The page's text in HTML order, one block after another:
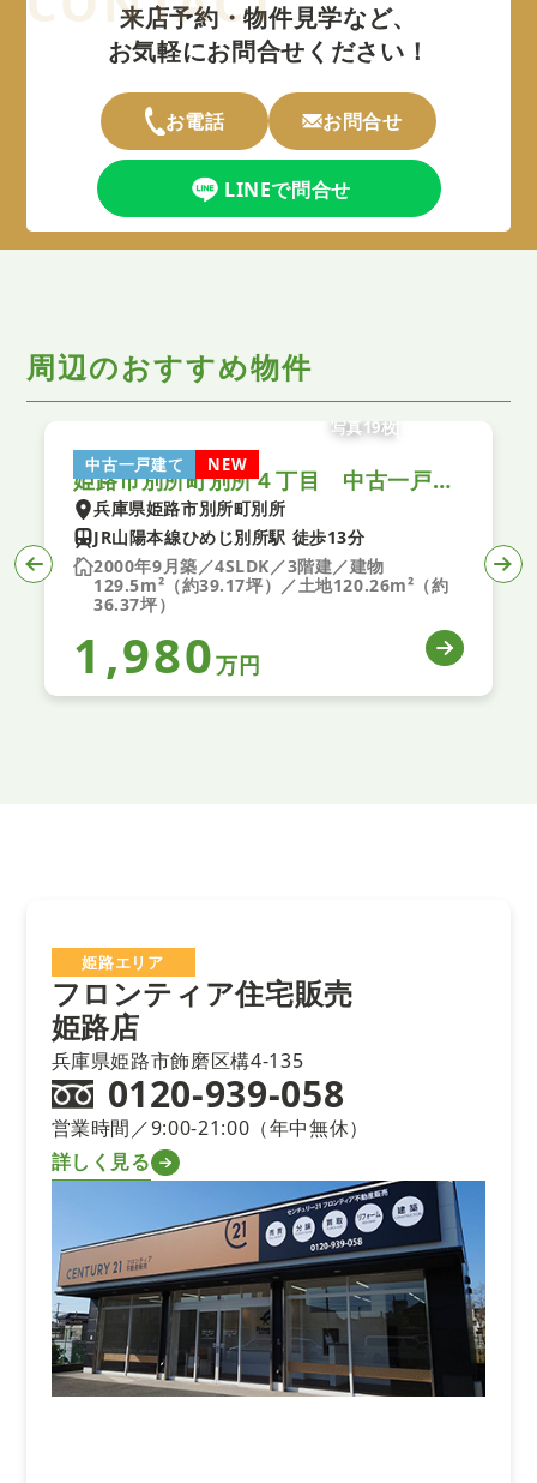
来店予約・物件見学など、
お気軽にお問合せください！
お電話 お問合せ
LINEで問合せ
周辺のおすすめ物件
中古一戸建て NEW
写真19枚
姫路市別所町別所４丁目 中古一戸建て
兵庫県姫路市別所町別所
JR山陽本線ひめじ別所駅 徒歩13分
2000年9月築／4SLDK／3階建／建物
129.5m²（約39.17坪）／土地120.26m²（約
36.37坪）
1,980万円
姫路エリア
フロンティア住宅販売
姫路店
兵庫県姫路市飾磨区構4-135
0120-939-058
営業時間／9:00-21:00（年中無休）
詳しく見る